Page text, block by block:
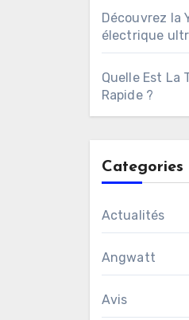
Découvrez la
électrique
Quelle Est
Rapide ?
Categories
Actualités
Angwatt
Avis